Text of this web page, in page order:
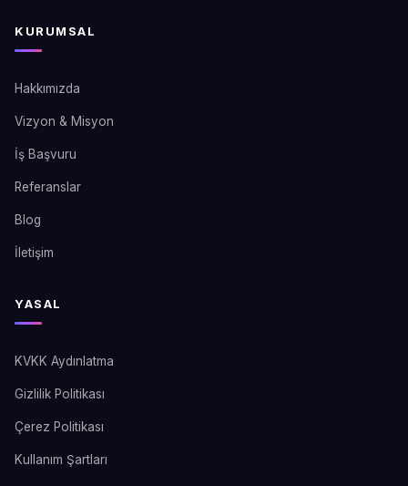
KURUMSAL
Hakkımızda
Vizyon & Misyon
İş Başvuru
Referanslar
Blog
İletişim
YASAL
KVKK Aydınlatma
Gizlilik Politikası
Çerez Politikası
Kullanım Şartları